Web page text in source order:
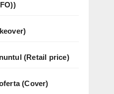
(Retail price)
(Cover)